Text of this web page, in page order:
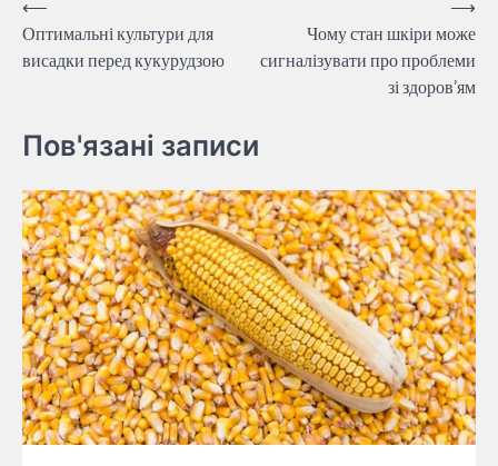
Навігація
записів
⟵
Оптимальні культури для
висадки перед кукурудзою
Чому стан шкіри може
сигналізувати про проблеми
зі здоров’ям
⟶
Пов'язані записи